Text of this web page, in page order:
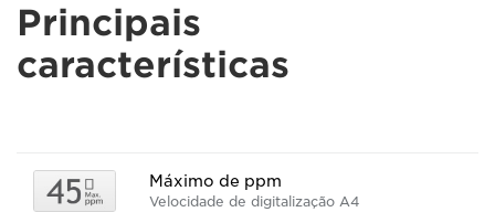
Principais
características
Máximo de ppm
Velocidade de digitalização A4